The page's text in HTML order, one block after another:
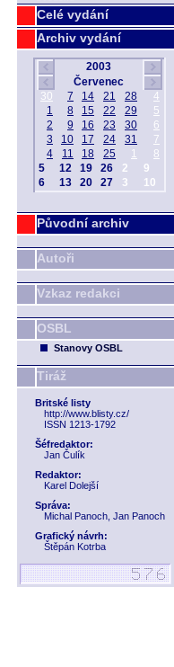
Celé vydání
Archiv vydání
Původní archiv
Autoři
Vzkaz redakci
OSBL
Stanovy OSBL
Tiráž
Britské listy
http://www.blisty.cz/
ISSN 1213-1792
Šéfredaktor:
Jan Čulík
Redaktor:
Karel Dolejší
Správa:
Michal Panoch, Jan Panoch
Grafický návrh:
Štěpán Kotrba